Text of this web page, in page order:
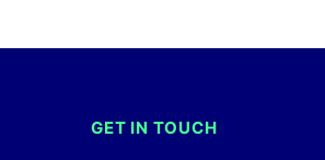
GET IN TOUCH